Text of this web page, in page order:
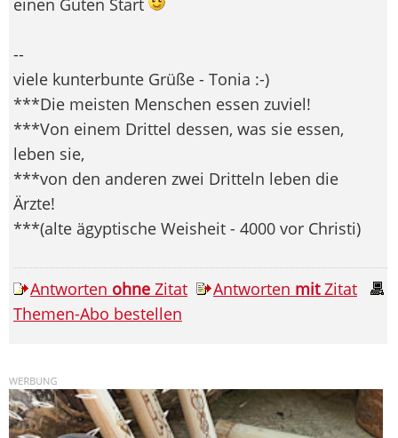
einen Guten Start
--
viele kunterbunte Grüße - Tonia :-)
***Die meisten Menschen essen zuviel!
***Von einem Drittel dessen, was sie essen,
leben sie,
***von den anderen zwei Dritteln leben die
Ärzte!
***(alte ägyptische Weisheit - 4000 vor Christi)
Antworten ohne Zitat Antworten mitZitat
Themen-Abo bestellen